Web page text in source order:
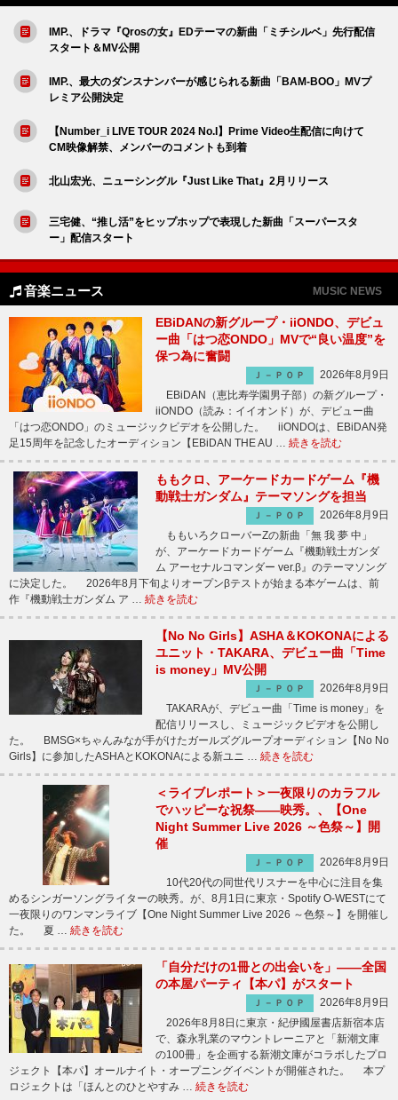
IMP.、ドラマ『Qrosの女』EDテーマの新曲「ミチシルベ」先行配信
スタート＆MV公開
IMP.、最大のダンスナンバーが感じられる新曲「BAM-BOO」MVプ
レミア公開決定
【Number_i LIVE TOUR 2024 No.I】Prime Video生配信に向けて
CM映像解禁、メンバーのコメントも到着
北山宏光、ニューシングル『Just Like That』2月リリース
三宅健、“推し活”をヒップホップで表現した新曲「スーパースタ
ー」配信スタート
音楽ニュース MUSIC NEWS
EBiDANの新グループ・iiONDO、デビュ
ー曲「はつ恋ONDO」MVで“良い温度”を
保つ為に奮闘
Ｊ－ＰＯＰ
2026年8月9日
EBiDAN（恵比寿学園男子部）の新グループ・
iiONDO（読み：イイオンド）が、デビュー曲
「はつ恋ONDO」のミュージックビデオを公開した。 iiONDOは、EBiDAN発
足15周年を記念したオーディション【EBiDAN THE AU … 続きを読む
ももクロ、アーケードカードゲーム『機
動戦士ガンダム』テーマソングを担当
Ｊ－ＰＯＰ
2026年8月9日
ももいろクローバーZの新曲「無 我 夢 中」
が、アーケードカードゲーム『機動戦士ガンダ
ム アーセナルコマンダー ver.β』のテーマソング
に決定した。 2026年8月下旬よりオープンβテストが始まる本ゲームは、前
作『機動戦士ガンダム ア … 続きを読む
【No No Girls】ASHA＆KOKONAによる
ユニット・TAKARA、デビュー曲「Time
is money」MV公開
Ｊ－ＰＯＰ
2026年8月9日
TAKARAが、デビュー曲「Time is money」を
配信リリースし、ミュージックビデオを公開し
た。 BMSG×ちゃんみなが手がけたガールズグループオーディション【No No
Girls】に参加したASHAとKOKONAによる新ユニ … 続きを読む
＜ライブレポート＞一夜限りのカラフル
でハッピーな祝祭――映秀。、【One
Night Summer Live 2026 ～色祭～】開
催
Ｊ－ＰＯＰ
2026年8月9日
10代20代の同世代リスナーを中心に注目を集
めるシンガーソングライターの映秀。が、8月1日に東京・Spotify O-WESTにて
一夜限りのワンマンライブ【One Night Summer Live 2026 ～色祭～】を開催し
た。 夏 … 続きを読む
「自分だけの1冊との出会いを」――全国
の本屋パーティ【本パ】がスタート
Ｊ－ＰＯＰ
2026年8月9日
2026年8月8日に東京・紀伊國屋書店新宿本店
で、森永乳業のマウントレーニアと「新潮文庫
の100冊」を企画する新潮文庫がコラボしたプロ
ジェクト【本パ】オールナイト・オープニングイベントが開催された。 本プ
ロジェクトは「ほんとのひとやすみ … 続きを読む